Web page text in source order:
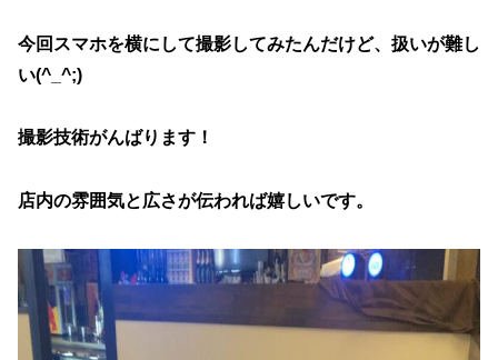
今回スマホを横にして撮影してみたんだけど、扱いが難し
い(^_^;)
撮影技術がんばります！
店内の雰囲気と広さが伝われば嬉しいです。